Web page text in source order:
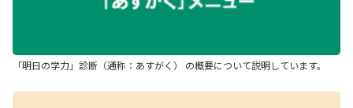
「明日の学力」診断（通称：あすがく） の概要について説明しています。